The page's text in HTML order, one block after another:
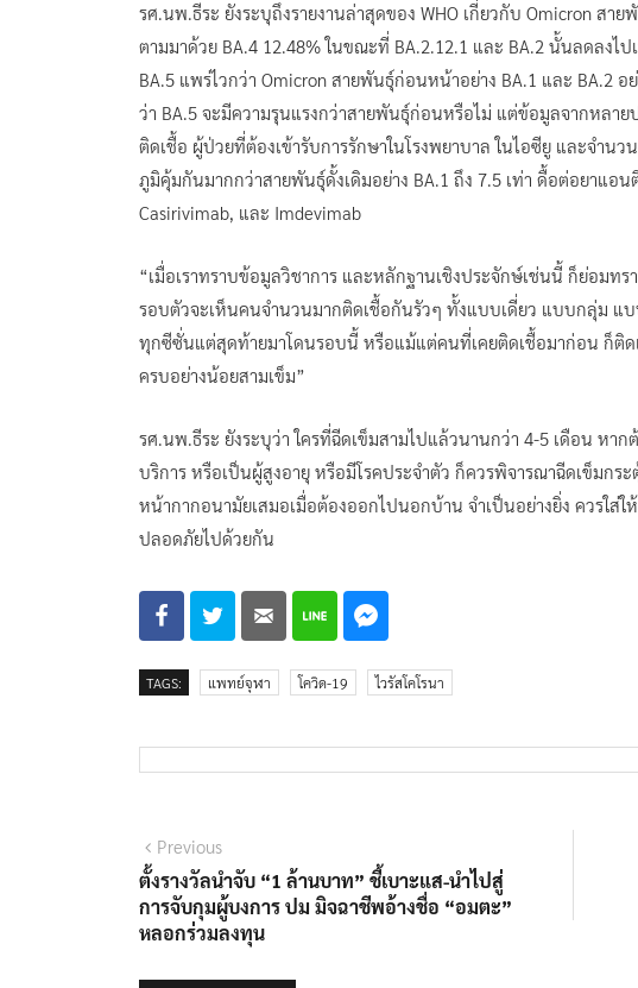
รศ.นพ.ธีระ ยังระบุถึงรายงานล่าสุดของ WHO เกี่ยวกับ Omicron สา
ตามมาด้วย BA.4 12.48% ในขณะที่ BA.2.12.1 และ BA.2 นั้นลดลงไ
BA.5 แพร่ไวกว่า Omicron สายพันธุ์ก่อนหน้าอย่าง BA.1 และ BA.2
ว่า BA.5 จะมีความรุนแรงกว่าสายพันธุ์ก่อนหรือไม่ แต่ข้อมูลจากหลา
ติดเชื้อ ผู้ป่วยที่ต้องเข้ารับการรักษาในโรงพยาบาล ในไอซียู และจำน
ภูมิคุ้มกันมากกว่าสายพันธุ์ดั้งเดิมอย่าง BA.1 ถึง 7.5 เท่า ดื้อต่อยาแอ
Casirivimab, และ Imdevimab
“เมื่อเราทราบข้อมูลวิชาการ และหลักฐานเชิงประจักษ์เช่นนี้ ก็ย่อมท
รอบตัวจะเห็นคนจำนวนมากติดเชื้อกันรัวๆ ทั้งแบบเดี่ยว แบบกลุ่ม แ
ทุกซีซั่นแต่สุดท้ายมาโดนรอบนี้ หรือแม้แต่คนที่เคยติดเชื้อมาก่อน ก็ติด
ครบอย่างน้อยสามเข็ม”
รศ.นพ.ธีระ ยังระบุว่า ใครที่ฉีดเข็มสามไปแล้วนานกว่า 4-5 เดือน ห
บริการ หรือเป็นผู้สูงอายุ หรือมีโรคประจำตัว ก็ควรพิจารณาฉีดเข็มกร
หน้ากากอนามัยเสมอเมื่อต้องออกไปนอกบ้าน จำเป็นอย่างยิ่ง ควรใส่
ปลอดภัยไปด้วยกัน
TAGS: แพทย์จุฬา โควิด-19 ไวรัสโคโรนา
แนะแนว
เรื่อง
PreviousPrevious
post:
ตั้งรางวัลนำจับ “1 ล้านบาท” ชี้เบาะแส-นำไปสู่
การจับกุมผู้บงการ ปม มิจฉาชีพอ้างชื่อ “อมตะ”
หลอกร่วมลงทุน